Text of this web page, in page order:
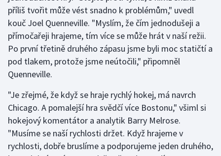
Vodní slalom
Volejbal
Ostatní
příliš tvořit může vést snadno k problémům," uvedl
kouč Joel Quenneville. "Myslím, že čím jednodušeji a
přímočařeji hrajeme, tím více se může hrát v naší režii.
Po první třetině druhého zápasu jsme byli moc statičtí a
pod tlakem, protože jsme neútočili," připomněl
Quenneville.
"Je zřejmé, že když se hraje rychlý hokej, má navrch
Chicago. A pomalejší hra svědčí více Bostonu," všiml si
hokejový komentátor a analytik Barry Melrose.
"Musíme se naší rychlosti držet. Když hrajeme v
rychlosti, dobře bruslíme a podporujeme jeden druhého,